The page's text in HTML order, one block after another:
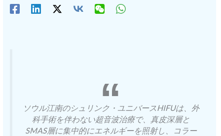
ソウル江南のシュリンク・ユニバースHIFUは、外
科手術を伴わない超音波治療で、真皮深層と
SMAS層に集中的にエネルギーを照射し、コラー